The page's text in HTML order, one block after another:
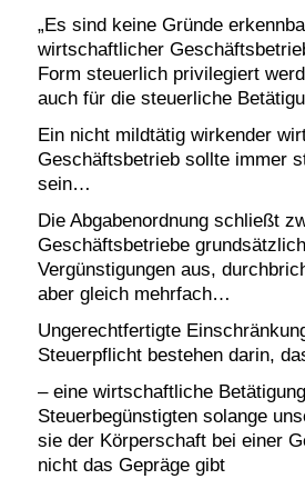
„Es sind keine Gründe
wirtschaftlicher
Form steuerlich privilegiert
auch für die steuerliche
Ein nicht mildtätig wirkender
Geschäftsbetrieb sollte immer
sein…
Die Abgabenordnung schließt
Geschäftsbetriebe
Vergünstigungen aus,
aber gleich mehrfach…
Ungerechtfertigte
Steuerpflicht bestehen darin,
– eine wirtschaftliche
Steuerbegünstigten solange
sie der Körperschaft bei einer
nicht das Gepräge gibt